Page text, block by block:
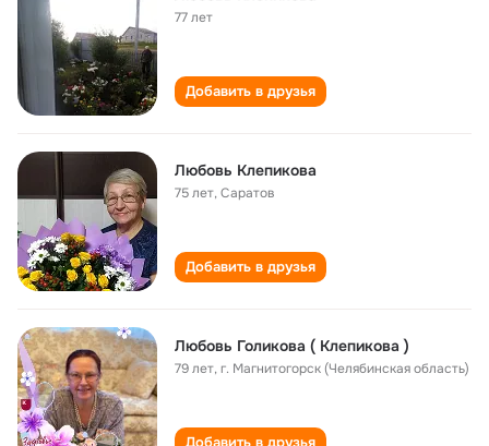
77 лет
Добавить в друзья
Любовь Клепикова
75 лет,Саратов
Добавить в друзья
Любовь Голикова ( Клепикова )
79 лет,г. Магнитогорск (Челябинская область)
Добавить в друзья